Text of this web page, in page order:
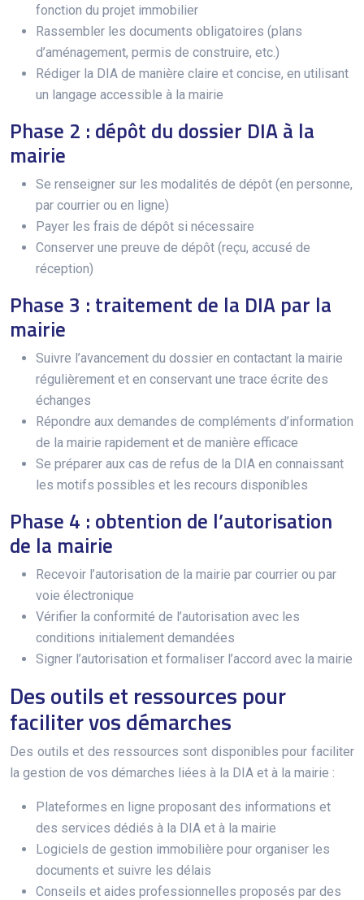
fonction du projet immobilier
Rassembler les documents obligatoires (plans
d’aménagement, permis de construire, etc.)
Rédiger la DIA de manière claire et concise, en utilisant
un langage accessible à la mairie
Phase 2 : dépôt du dossier DIA à la
mairie
Se renseigner sur les modalités de dépôt (en personne,
par courrier ou en ligne)
Payer les frais de dépôt si nécessaire
Conserver une preuve de dépôt (reçu, accusé de
réception)
Phase 3 : traitement de la DIA par la
mairie
Suivre l’avancement du dossier en contactant la mairie
régulièrement et en conservant une trace écrite des
échanges
Répondre aux demandes de compléments d’information
de la mairie rapidement et de manière efficace
Se préparer aux cas de refus de la DIA en connaissant
les motifs possibles et les recours disponibles
Phase 4 : obtention de l’autorisation
de la mairie
Recevoir l’autorisation de la mairie par courrier ou par
voie électronique
Vérifier la conformité de l’autorisation avec les
conditions initialement demandées
Signer l’autorisation et formaliser l’accord avec la mairie
Des outils et ressources pour
faciliter vos démarches
Des outils et des ressources sont disponibles pour faciliter
la gestion de vos démarches liées à la DIA et à la mairie :
Plateformes en ligne proposant des informations et
des services dédiés à la DIA et à la mairie
Logiciels de gestion immobilière pour organiser les
documents et suivre les délais
Conseils et aides professionnelles proposés par des